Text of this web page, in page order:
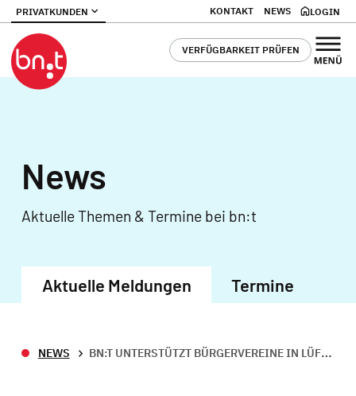
PRIVATKUNDEN KONTAKT NEWS LOGIN
VERFÜGBARKEIT PRÜFEN
News
Aktuelle Themen & Termine bei bn:t
Aktuelle Meldungen Termine
NEWS BN:T UNTERSTÜTZT BÜRGERVEREINE IN LÜFTELBERG, ALTENDORF UND ERSDORF